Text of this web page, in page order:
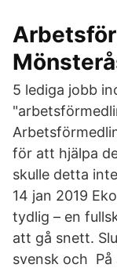
5 lediga jobb
för att hjälpa
skulle detta
14 jan 2019
tydlig – en
att gå snett.
svensk och På